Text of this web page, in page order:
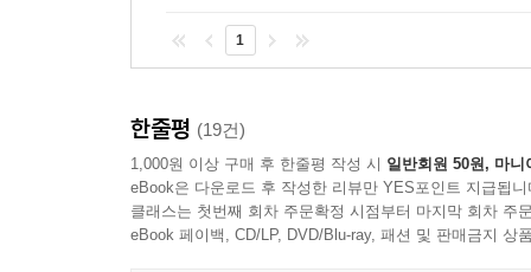
1
한줄평 (19건)
1,000원 이상 구매 후 한줄평 작성 시 일반회원 50원, 마니
eBook은 다운로드 후 작성한 리뷰만 YES포인트 지급됩니
클래스는 첫번째 회차 주문확정 시점부터 마지막 회차 주
eBook 페이백, CD/LP, DVD/Blu-ray, 패션 및 판매금지 상